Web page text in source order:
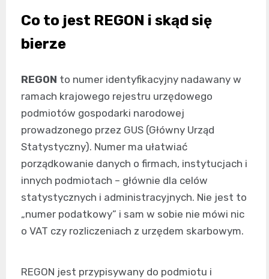
Co to jest REGON i skąd się
bierze
REGON to numer identyfikacyjny nadawany w
ramach krajowego rejestru urzędowego
podmiotów gospodarki narodowej
prowadzonego przez GUS (Główny Urząd
Statystyczny). Numer ma ułatwiać
porządkowanie danych o firmach, instytucjach i
innych podmiotach – głównie dla celów
statystycznych i administracyjnych. Nie jest to
„numer podatkowy” i sam w sobie nie mówi nic
o VAT czy rozliczeniach z urzędem skarbowym.
REGON jest przypisywany do podmiotu i